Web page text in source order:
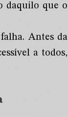
daquilo que o
Antes da
a todos,